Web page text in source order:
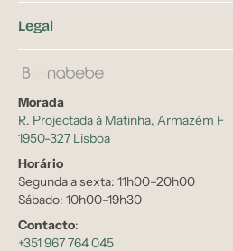
Legal
Morada
R. Projectada à Matinha, Armazém F
1950-327 Lisboa
Horário
Segunda a sexta: 11h00–20h00
Sábado: 10h00–19h30
Contacto:
+351 967 764 045